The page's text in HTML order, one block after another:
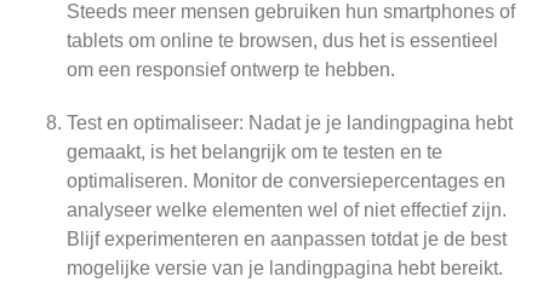
Steeds meer mensen gebruiken hun smartphones of
tablets om online te browsen, dus het is essentieel
om een responsief ontwerp te hebben.
Test en optimaliseer: Nadat je je landingpagina hebt
gemaakt, is het belangrijk om te testen en te
optimaliseren. Monitor de conversiepercentages en
analyseer welke elementen wel of niet effectief zijn.
Blijf experimenteren en aanpassen totdat je de best
mogelijke versie van je landingpagina hebt bereikt.